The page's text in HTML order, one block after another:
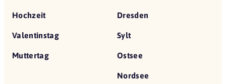
Hochzeit
Valentinstag
Muttertag
Dresden
Sylt
Ostsee
Nordsee